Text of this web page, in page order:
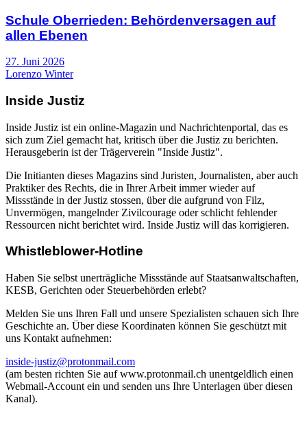
Schule Oberrieden: Behördenversagen auf
allen Ebenen
27. Juni 2026
Lorenzo Winter
Inside Justiz
Inside Justiz ist ein online-Magazin und Nachrichtenportal, das es
sich zum Ziel gemacht hat, kritisch über die Justiz zu berichten.
Herausgeberin ist der Trägerverein "Inside Justiz".
Die Initianten dieses Magazins sind Juristen, Journalisten, aber auch
Praktiker des Rechts, die in Ihrer Arbeit immer wieder auf
Missstände in der Justiz stossen, über die aufgrund von Filz,
Unvermögen, mangelnder Zivilcourage oder schlicht fehlender
Ressourcen nicht berichtet wird. Inside Justiz will das korrigieren.
Whistleblower-Hotline
Haben Sie selbst unerträgliche Missstände auf Staatsanwaltschaften,
KESB, Gerichten oder Steuerbehörden erlebt?
Melden Sie uns Ihren Fall und unsere Spezialisten schauen sich Ihre
Geschichte an. Über diese Koordinaten können Sie geschützt mit
uns Kontakt aufnehmen:
inside-justiz@protonmail.com
(am besten richten Sie auf www.protonmail.ch unentgeldlich einen
Webmail-Account ein und senden uns Ihre Unterlagen über diesen
Kanal).